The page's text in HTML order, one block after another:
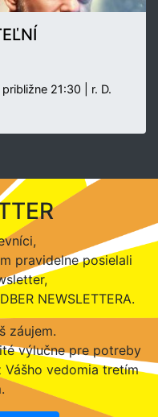
21:30 | r. D.
pravidelne posielali
NEWSLETTERA.
záujem.
výlučne pre potreby
Vášho vedomia tretím